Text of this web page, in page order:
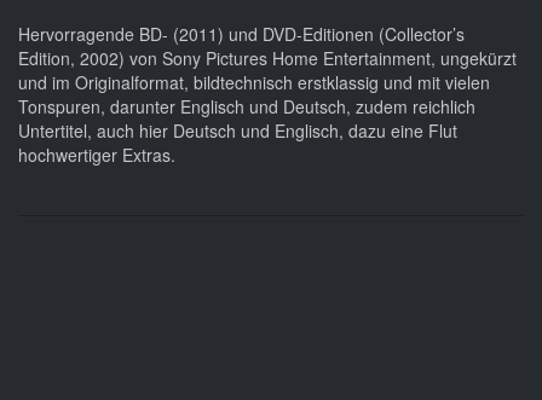
Hervorragende BD- (2011) und DVD-Editionen (Collector’s
Edition, 2002) von Sony Pictures Home Entertainment, ungekürzt
und im Originalformat, bildtechnisch erstklassig und mit vielen
Tonspuren, darunter Englisch und Deutsch, zudem reichlich
Untertitel, auch hier Deutsch und Englisch, dazu eine Flut
hochwertiger Extras.